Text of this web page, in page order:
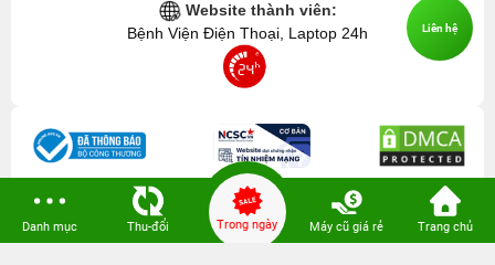
Website thành viên:
Bệnh Viện Điện Thoại, Laptop 24h
CÔNG TY TNHH CÔNG NGHỆ ISTAR GCNDKHKD: 0316635415 do Sở KH & ĐT
Danh mục Thu-đổi Trong ngày Máy cũ giá rẻ Trang chủ
Liên hệ